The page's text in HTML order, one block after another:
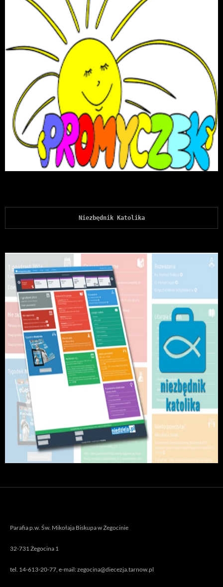
Niezbędnik Katolika
Parafia p.w. Św. Mikołaja Biskupa w Żegocinie
32-731 Żegocina 1
tel. 14-613-20-77, e-mail: zegocina@diecezja.tarnow.pl